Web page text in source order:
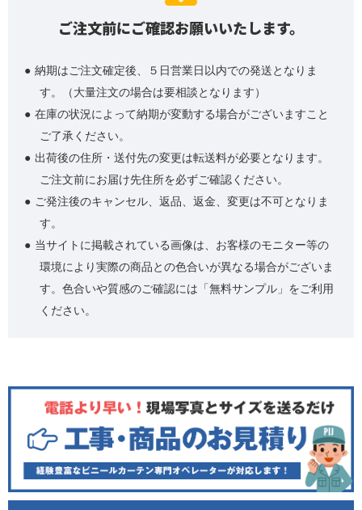
ご注文前にご確認お願いいたします。
納期はご注文確定後、５日営業日以内での発送となりま
す。（大量注文の場合は要相談となります）
在庫の状況によって納期が変動する場合がございますこと
ご了承ください。
出荷後の住所・送付先の変更は転送料が必要となります。
ご注文前にお届け先住所を必ずご確認ください。
ご発注後のキャンセル、返品、返金、変更は不可となりま
す。
当サイトに掲載されている画像は、お客様のモニター等の
環境により実際の商品との色合いが異なる場合がございま
す。色合いや質感のご確認には「無料サンプル」をご利用
ください。